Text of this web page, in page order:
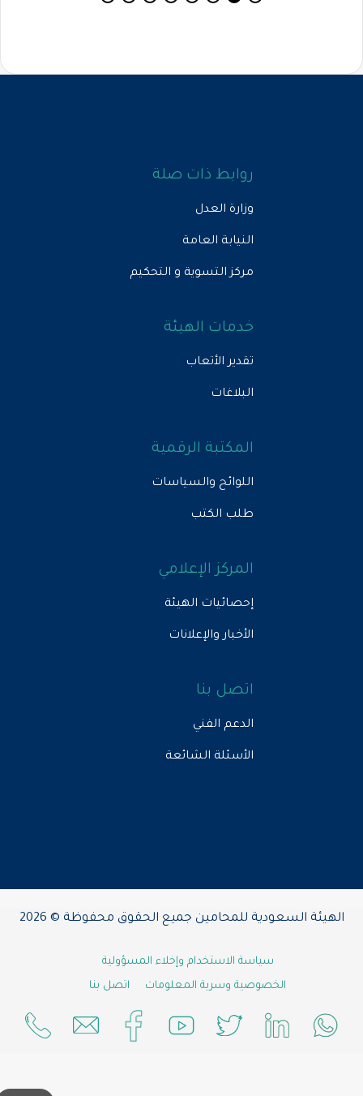
روابط ذات صلة
وزارة العدل
النيابة العامة
مركز التسوية و التحكيم
خدمات الهيئة
تقدير الأتعاب
البلاغات
المكتبة الرقمية
اللوائح والسياسات
طلب الكتب
المركز الإعلامي
إحصائيات الهيئة
الأخبار والإعلانات
اتصل بنا
الدعم الفني
الأسئلة الشائعة
الهيئة السعودية للمحامين جميع الحقوق محفوظة © 2026
سياسة الاستخدام وإخلاء المسؤولية
الخصوصية وسرية المعلومات
اتصل بنا